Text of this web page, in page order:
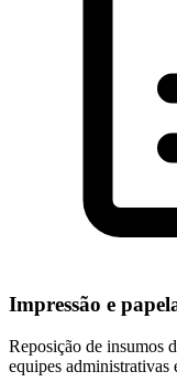
Impressão e
Reposição de insumos
equipes administrativas